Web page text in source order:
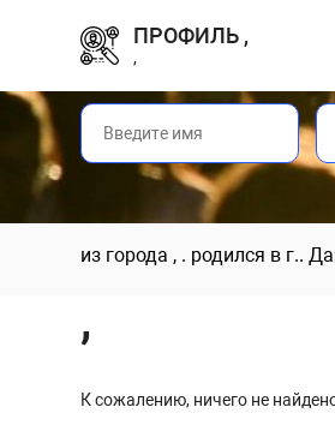
ПРОФИЛЬ ,
,
из города , . родился в г..
,
К сожалению, ничего не